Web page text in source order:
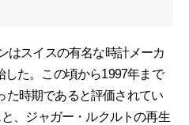
はスイスの有名な時計メーカ
した。この頃から1997年まで
た時期であると評価されてい
、ジャガー・ルクルトの再生